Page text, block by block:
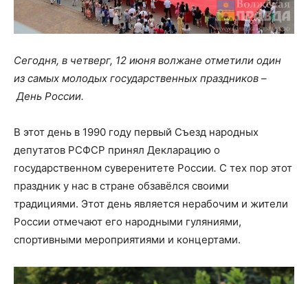
Сегодня, в четверг, 12 июня волжане отметили один
из самых молодых государственных праздников –
День России.
В этот день в 1990 году первый Съезд народных
депутатов РСФСР принял Декларацию о
государственном суверенитете России. С тех пор этот
праздник у нас в стране обзавёлся своими
традициями. Этот день является нерабочим и жители
России отмечают его народными гуляниями,
спортивными мероприятиями и концертами.